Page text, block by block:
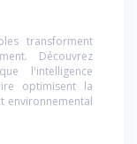
transforment
Découvrez
l'intelligence
optimisent la
environnemental